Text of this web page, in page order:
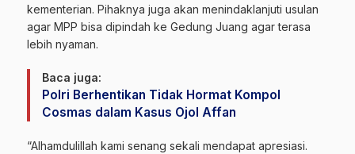
kementerian. Pihaknya juga akan menindaklanjuti usulan
agar MPP bisa dipindah ke Gedung Juang agar terasa
lebih nyaman.
Baca juga:
Polri Berhentikan Tidak Hormat Kompol
Cosmas dalam Kasus Ojol Affan
“Alhamdulillah kami senang sekali mendapat apresiasi.